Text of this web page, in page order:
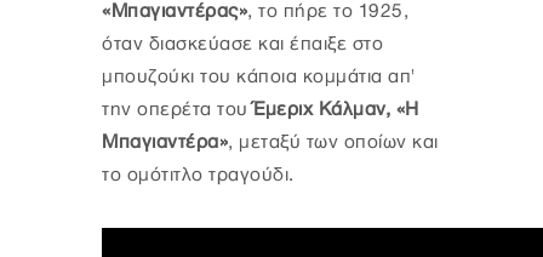
«Μπαγιαντέρας», το πήρε το 1925,
όταν διασκεύασε και έπαιξε στο
μπουζούκι του κάποια κομμάτια απ'
την οπερέτα τουΈμεριχ Κάλμαν, «Η
Μπαγιαντέρα», μεταξύ των οποίων και
το ομότιτλο τραγούδι.